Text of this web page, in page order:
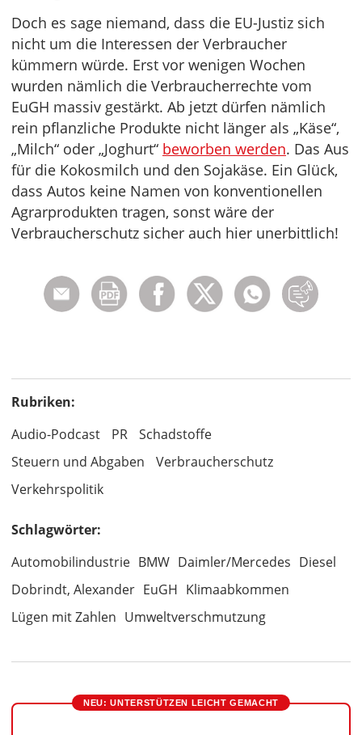
Doch es sage niemand, dass die EU-Justiz sich
nicht um die Interessen der Verbraucher
kümmern würde. Erst vor wenigen Wochen
wurden nämlich die Verbraucherrechte vom
EuGH massiv gestärkt. Ab jetzt dürfen nämlich
rein pflanzliche Produkte nicht länger als „Käse“,
„Milch“ oder „Joghurt“ beworben werden. Das Aus
für die Kokosmilch und den Sojakäse. Ein Glück,
dass Autos keine Namen von konventionellen
Agrarprodukten tragen, sonst wäre der
Verbraucherschutz sicher auch hier unerbittlich!
Rubriken:
Audio-Podcast
PR
Schadstoffe
Steuern und Abgaben
Verbraucherschutz
Verkehrspolitik
Schlagwörter:
Automobilindustrie BMW Daimler/Mercedes Diesel
Dobrindt, Alexander EuGH Klimaabkommen
Lügen mit Zahlen Umweltverschmutzung
NEU: UNTERSTÜTZEN LEICHT GEMACHT